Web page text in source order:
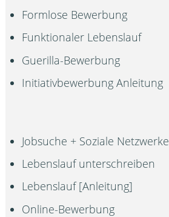
Formlose Bewerbung
Funktionaler Lebenslauf
Guerilla-Bewerbung
Initiativbewerbung Anleitung
Jobsuche + Soziale Netzwerke
Lebenslauf unterschreiben
Lebenslauf [Anleitung]
Online-Bewerbung